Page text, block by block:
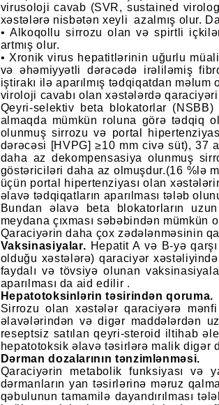
virusoloji cavab (SVR, sustained
xəstələrə nisbətən xeyli azalmış olur.
• Alkoqollu sirrozu olan və spirtli
artmış olur.
• Xronik virus hepatitlərinin uğurlu
və əhəmiyyətli dərəcədə irəliləmiş
iştirakı ilə aparılmış tədqiqatdan
viroloji cavabı olan xəstələrdə
Qeyri-selektiv beta blokatorlar (NSBB)
almaqda mümkün roluna görə tədqiq
olunmuş sirrozu və portal
dərəcəsi [HVPG] ≥10 mm civə süt), 37
daha az dekompensasiya olunmuş
göstəriciləri daha az olmuşdur.(16 %lə
üçün portal hipertenziyası olan
əlavə tədqiqatların aparılması tələb
Bundan əlavə beta blokatorların
meydana çıxması səbəbindən mümkün
Qaraciyərin daha çox zədələnməsinin
Vaksinasiyalar. Hepatit A və B-yə
olduğu xəstələrə) qaraciyər
faydalı və tövsiyə olunan
aparılması da aid edilir .
Hepatotoksinlərin təsirindən qoruma.
Sirrozu olan xəstələr qaraciyərə
əlavələrindən və digər maddələrdən
reseptsiz satılan qeyri-steroid iltihab
hepatotoksik əlavə təsirlərə malik digər
Dərman dozalarının tənzimlənməsi.
Qaraciyərin metabolik funksiyası və
dərmanların yan təsirlərinə məruz
qəbulunun tamamilə dayandırılması